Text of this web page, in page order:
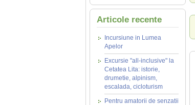
Articole recente
Incursiune in Lumea
Apelor
Excursie "all-inclusive" la
Cetatea Lita: istorie,
drumetie, alpinism,
escalada, cicloturism
Pentru amatorii de senzatii